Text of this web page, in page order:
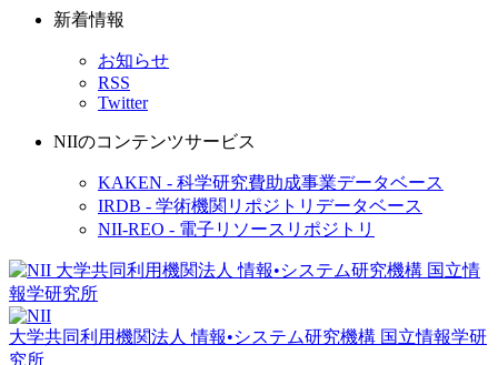
新着情報
お知らせ
RSS
Twitter
NIIのコンテンツサービス
KAKEN - 科学研究費助成事業データベース
IRDB - 学術機関リポジトリデータベース
NII-REO - 電子リソースリポジトリ
大学共同利用機関法人 情報•システム研究機構 国立情報学研
究所